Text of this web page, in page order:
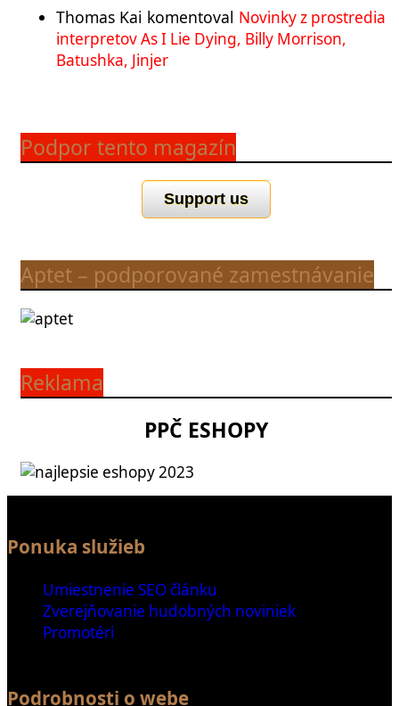
Thomas Kai komentoval Novinky z prostredia
interpretov As I Lie Dying, Billy Morrison,
Batushka, Jinjer
Podpor tento magazín
Support us
Aptet – podporované zamestnávanie
Reklama
PPČ ESHOPY
Ponuka služieb
Umiestnenie SEO článku
Zverejňovanie hudobných noviniek
Promotéri
Podrobnosti o webe